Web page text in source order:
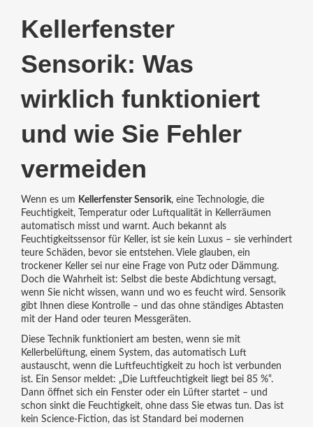
Kellerfenster
Sensorik: Was
wirklich funktioniert
und wie Sie Fehler
vermeiden
Wenn es um Kellerfenster Sensorik, eine Technologie, die
Feuchtigkeit, Temperatur oder Luftqualität in Kellerräumen
automatisch misst und warnt. Auch bekannt als
Feuchtigkeitssensor für Keller, ist sie kein Luxus – sie verhindert
teure Schäden, bevor sie entstehen.Viele glauben, ein
trockener Keller sei nur eine Frage von Putz oder Dämmung.
Doch die Wahrheit ist: Selbst die beste Abdichtung versagt,
wenn Sie nicht wissen, wann und wo es feucht wird. Sensorik
gibt Ihnen diese Kontrolle – und das ohne ständiges Abtasten
mit der Hand oder teuren Messgeräten.
Diese Technik funktioniert am besten, wenn sie mit
Kellerbelüftung, einem System, das automatisch Luft
austauscht, wenn die Luftfeuchtigkeit zu hoch istverbunden
ist. Ein Sensor meldet: „Die Luftfeuchtigkeit liegt bei 85 %“.
Dann öffnet sich ein Fenster oder ein Lüfter startet – und
schon sinkt die Feuchtigkeit, ohne dass Sie etwas tun. Das ist
kein Science-Fiction, das ist Standard bei modernen